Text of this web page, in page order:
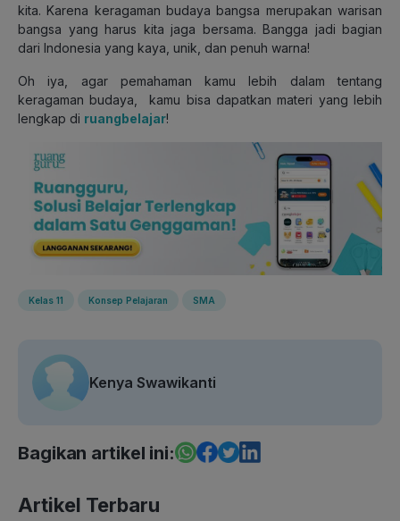
kita. Karena keragaman budaya bangsa merupakan warisan
bangsa yang harus kita jaga bersama. Bangga jadi bagian
dari Indonesia yang kaya, unik, dan penuh warna!
Oh iya, agar pemahaman kamu lebih dalam tentang
keragaman budaya, kamu bisa dapatkan materi yang lebih
lengkap di ruangbelajar!
Kelas 11 Konsep Pelajaran SMA
Kenya Swawikanti
Bagikan artikel ini:
Artikel Terbaru